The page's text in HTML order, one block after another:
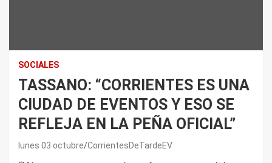
SOCIALES
TASSANO: “CORRIENTES ES UNA
CIUDAD DE EVENTOS Y ESO SE
REFLEJA EN LA PEÑA OFICIAL”
lunes 03 octubre CorrientesDeTardeEV